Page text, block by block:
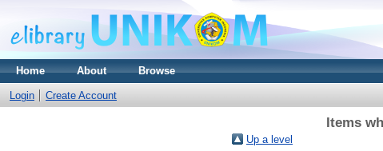
Home About Browse
Login Create Account
Items
Up a level